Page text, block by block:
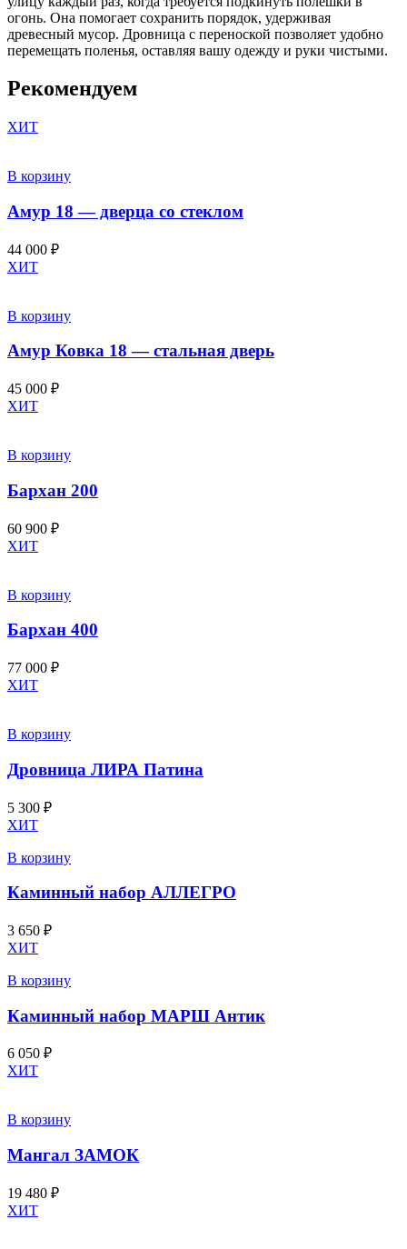
огонь. Она помогает сохранить порядок, удерживая
древесный мусор. Дровница с переноской позволяет удобно
перемещать поленья, оставляя вашу одежду и руки чистыми.
Рекомендуем
ХИТ
В корзину
Амур 18 — дверца со стеклом
44 000 ₽
ХИТ
В корзину
Амур Ковка 18 — стальная дверь
45 000 ₽
ХИТ
В корзину
Бархан 200
60 900 ₽
ХИТ
В корзину
Бархан 400
77 000 ₽
ХИТ
В корзину
Дровница ЛИРА Патина
5 300 ₽
ХИТ
В корзину
Каминный набор АЛЛЕГРО
3 650 ₽
ХИТ
В корзину
Каминный набор МАРШ Антик
6 050 ₽
ХИТ
В корзину
Мангал ЗАМОК
19 480 ₽
ХИТ